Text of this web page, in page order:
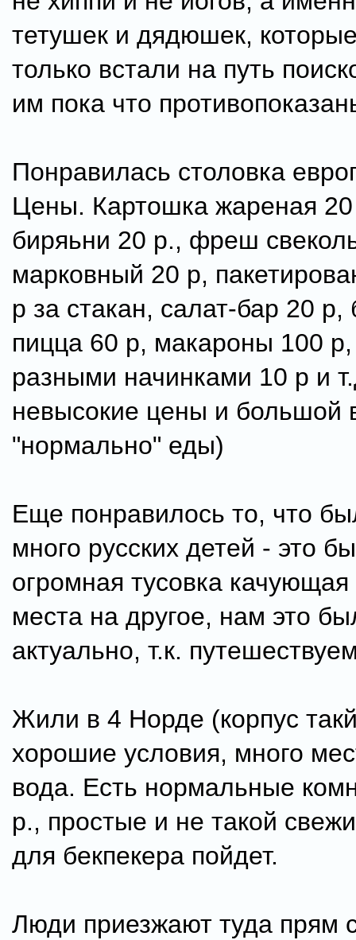
тетушек и дядюшек,
только встали на путь
им пока что
Понравилась столовка
Цены. Картошка жареная
биряьни 20 р., фреш
марковный 20 р,
р за стакан, салат-бар 20 р,
пицца 60 р, макароны 100 р,
разными начинками 10 р и
невысокие цены и большой
"нормально" еды)
Еще понравилось то, что
много русских детей - это
огромная тусовка качующая
места на другое, нам это
актуально, т.к.
Жили в 4 Норде (корпус
хорошие условия, много
вода. Есть нормальные
р., простые и не такой
для бекпекера пойдет.
Люди приезжают туда прям